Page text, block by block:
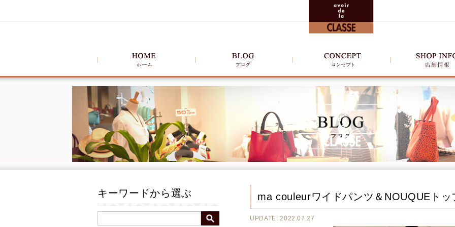
キーワードから選ぶ ma couleurワイドパンツ＆NOUQUEトッ
UPDATE: 2022.07.27